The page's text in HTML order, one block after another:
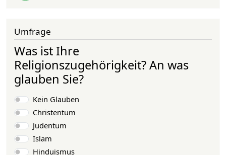
Umfrage
Was ist Ihre
Religionszugehörigkeit? An was
glauben Sie?
Auswahlmöglichkeiten
Kein Glauben
Christentum
Judentum
Islam
Hinduismus